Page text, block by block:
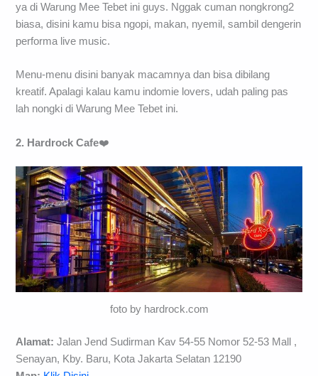
ya di Warung Mee Tebet ini guys. Nggak cuman nongkrong2
biasa, disini kamu bisa ngopi, makan, nyemil, sambil dengerin
performa live music.
Menu-menu disini banyak macamnya dan bisa dibilang
kreatif. Apalagi kalau kamu indomie lovers, udah paling pas
lah nongki di Warung Mee Tebet ini.
2. Hardrock Cafe❤️
foto by hardrock.com
Alamat: Jalan Jend Sudirman Kav 54-55 Nomor 52-53 Mall ,
Senayan, Kby. Baru, Kota Jakarta Selatan 12190